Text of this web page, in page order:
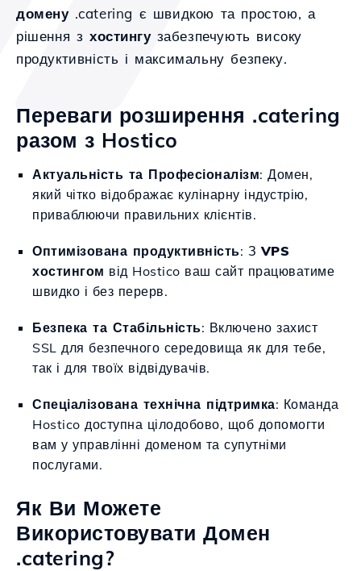
домену.catering є швидкою та простою, а
рішення з хостингузабезпечують високу
продуктивність і максимальну безпеку.
Переваги розширення .catering
разом з Hostico
Актуальність та Професіоналізм: Домен,
який чітко відображає кулінарну індустрію,
приваблюючи правильних клієнтів.
Оптимізована продуктивність: ЗVPS
хостингом від Hostico ваш сайт працюватиме
швидко і без перерв.
Безпека та Стабільність: Включено захист
SSL для безпечного середовища як для тебе,
так і для твоїх відвідувачів.
Спеціалізована технічна підтримка: Команда
Hostico доступна цілодобово, щоб допомогти
вам у управлінні доменом та супутніми
послугами.
Як Ви Можете
Використовувати Домен
.catering?